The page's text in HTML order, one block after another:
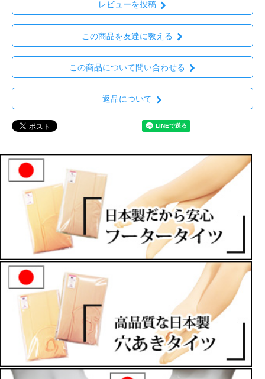
レビューを投稿
この商品を友達に教える
この商品について問い合わせる
返品について